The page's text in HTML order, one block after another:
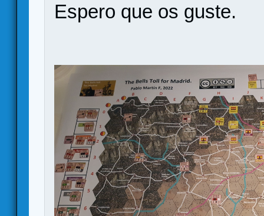
Espero que os guste.